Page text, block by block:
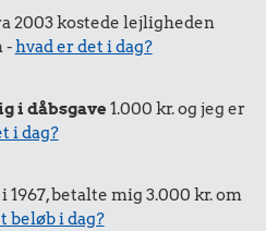
2003 kostede lejligheden
-hvad er det i dag?
i dåbsgave1.000 kr. og jeg er
i dag?
i 1967, betalte mig 3.000 kr. om
beløb i dag?